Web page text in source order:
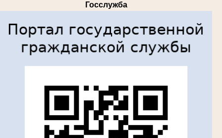
Госслужба